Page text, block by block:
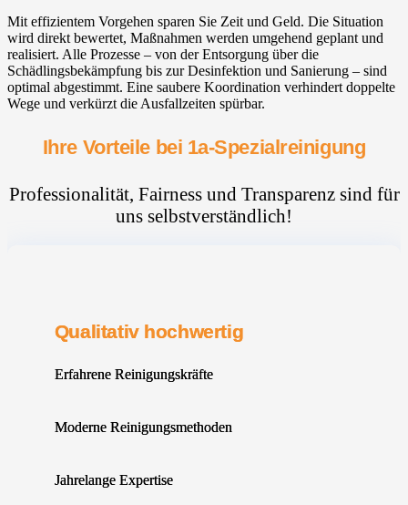
Mit effizientem Vorgehen sparen Sie Zeit und Geld. Die Situation
wird direkt bewertet, Maßnahmen werden umgehend geplant und
realisiert. Alle Prozesse – von der Entsorgung über die
Schädlingsbekämpfung bis zur Desinfektion und Sanierung – sind
optimal abgestimmt. Eine saubere Koordination verhindert doppelte
Wege und verkürzt die Ausfallzeiten spürbar.
Ihre Vorteile bei 1a-Spezialreinigung
Professionalität, Fairness und Transparenz sind für
uns selbstverständlich!
Qualitativ hochwertig
Erfahrene Reinigungskräfte
Moderne Reinigungsmethoden
Jahrelange Expertise